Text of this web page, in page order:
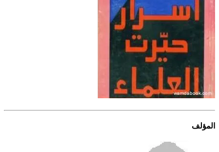
المؤلف